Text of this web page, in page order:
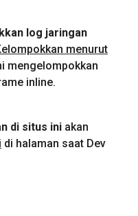
log jaringan
menurut
mengelompokkan
inline.
di situs ini akan
di halaman saat Dev